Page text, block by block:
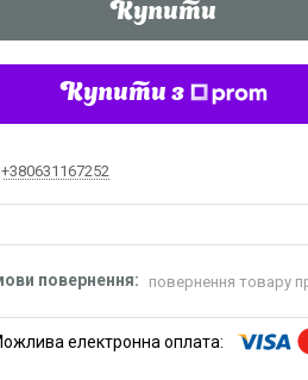
Купити
Купити з
+380631167252
повернення товару